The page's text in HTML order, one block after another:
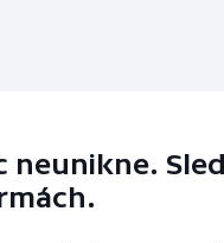
neunikne.